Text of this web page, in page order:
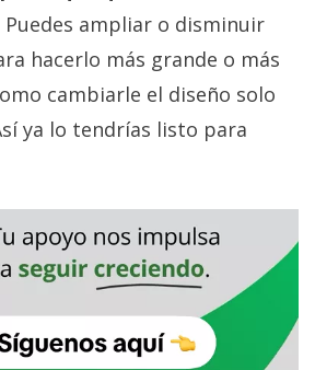
Puedes ampliar o disminuir
hacerlo más grande o más
cambiarle el diseño solo
ya lo tendrías listo para